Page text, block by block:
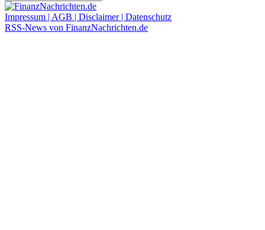
Impressum | AGB | Disclaimer | Datenschutz
RSS-News von FinanzNachrichten.de